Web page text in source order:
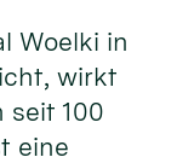
Woelki in
wirkt
100
eine